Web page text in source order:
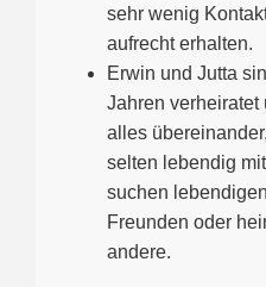
sehr wenig
aufrecht erhalten.
Erwin und Jutta
Jahren verheiratet
alles
selten lebendig
suchen
Freunden oder
andere.